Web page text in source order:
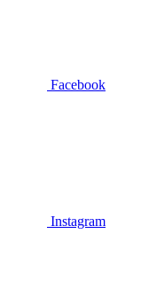
Facebook
Instagram